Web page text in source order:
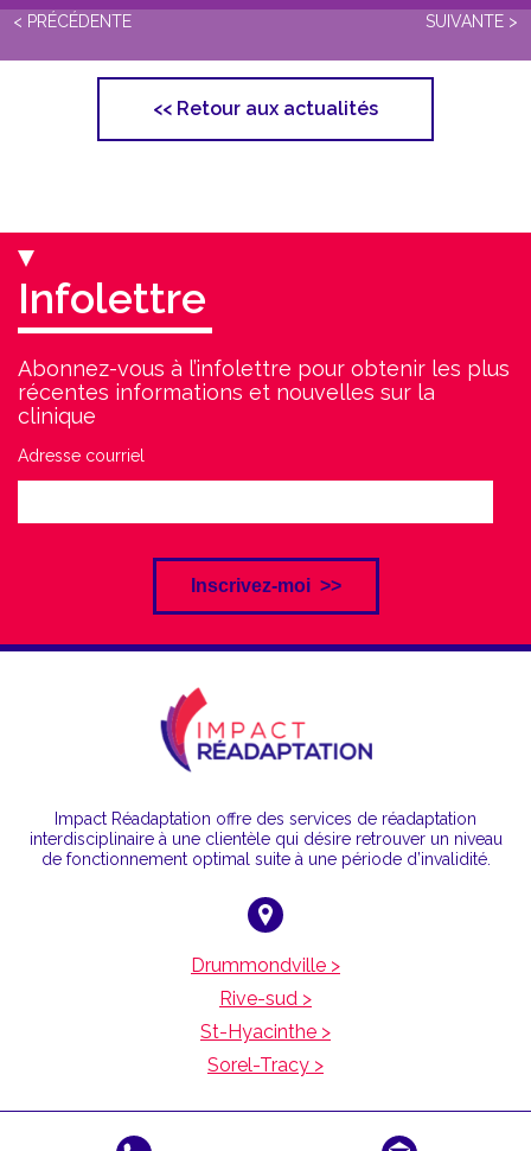
< PRÉCÉDENTE SUIVANTE >
<< Retour aux actualités
Infolettre
Abonnez-vous à l’infolettre pour obtenir les plus
récentes informations et nouvelles sur la
clinique
Adresse courriel
Impact Réadaptation offre des services de réadaptation
interdisciplinaire à une clientèle qui désire retrouver un niveau
de fonctionnement optimal suite à une période d’invalidité.
Drummondville >
Rive-sud >
St-Hyacinthe >
Sorel-Tracy >